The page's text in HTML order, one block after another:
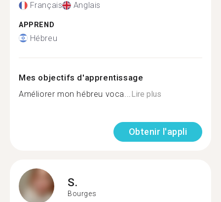
Français Anglais
APPREND
Hébreu
Mes objectifs d'apprentissage
Améliorer mon hébreu voca... Lire plus
Obtenir l'appli
S.
Bourges